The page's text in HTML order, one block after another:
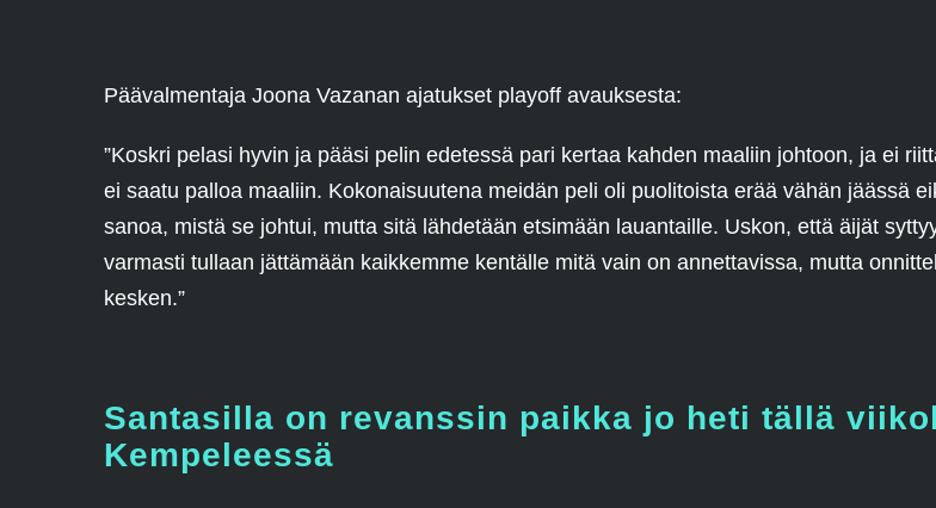
Päävalmentaja Joona Vazanan ajatukset playoff avauksesta:
”Koskri pelasi hyvin ja pääsi pelin edetessä pari kertaa kahden maaliin johtoon, ja ei
ei saatu palloa maaliin. Kokonaisuutena meidän peli oli puolitoista erää vähän jäässä
sanoa, mistä se johtui, mutta sitä lähdetään etsimään lauantaille. Uskon, että äijät
varmasti tullaan jättämään kaikkemme kentälle mitä vain on annettavissa, mutta
kesken.”
Santasilla on revanssin paikka jo heti tällä
Kempeleessä